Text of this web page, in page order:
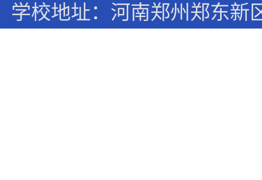
学校地址：河南郑州郑东新